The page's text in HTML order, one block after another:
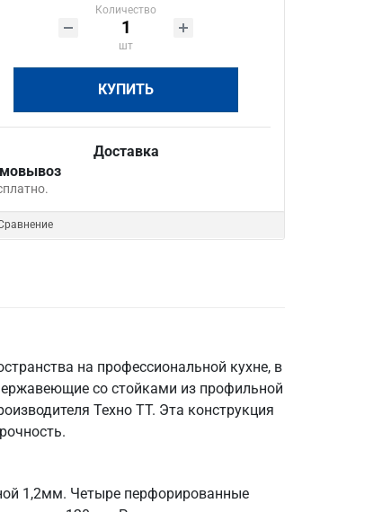
Количество
шт
КУПИТЬ
Доставка
на профессиональной кухне, в
со стойками из профильной
Техно ТТ. Эта конструкция
1,2мм. Четыре перфорированные